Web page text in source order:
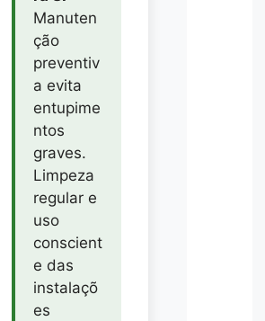
Manuten
ção
preventiv
a evita
entupime
ntos
graves.
Limpeza
regular e
uso
conscient
e das
instalaçõ
es